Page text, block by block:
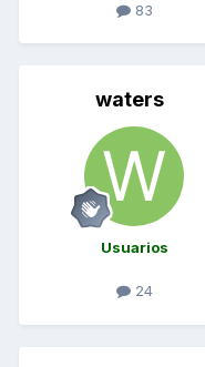
83
waters
Usuarios
24